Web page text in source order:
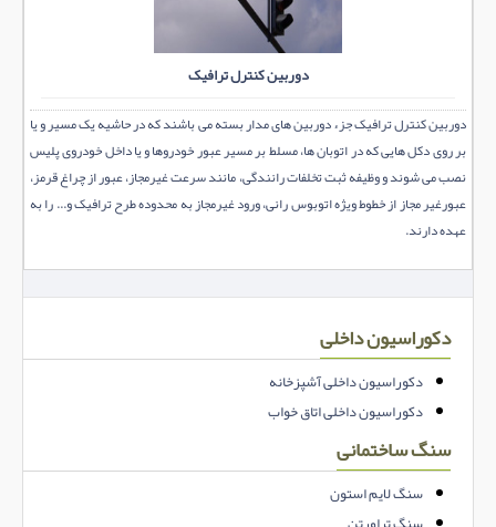
دوربین کنترل ترافیک
دوربین کنترل ترافیک جزء دوربین های مدار بسته می باشند که در حاشیه یک مسیر و یا
بر روی دکل هایی که در اتوبان ها، مسلط بر مسیر عبور خودروها و یا داخل خودروی پلیس
نصب می شوند و وظیفه ثبت تخلفات رانندگی، مانند سرعت غیرمجاز، عبور از چراغ قرمز،
عبورغیر مجاز از خطوط ویژه اتوبوس رانی، ورود غیرمجاز به محدوده طرح ترافیک و... را به
عهده دارند.
دکوراسیون داخلی
دکوراسیون داخلی آشپزخانه
دکوراسیون داخلی اتاق خواب
سنگ ساختمانی
سنگ لایم استون